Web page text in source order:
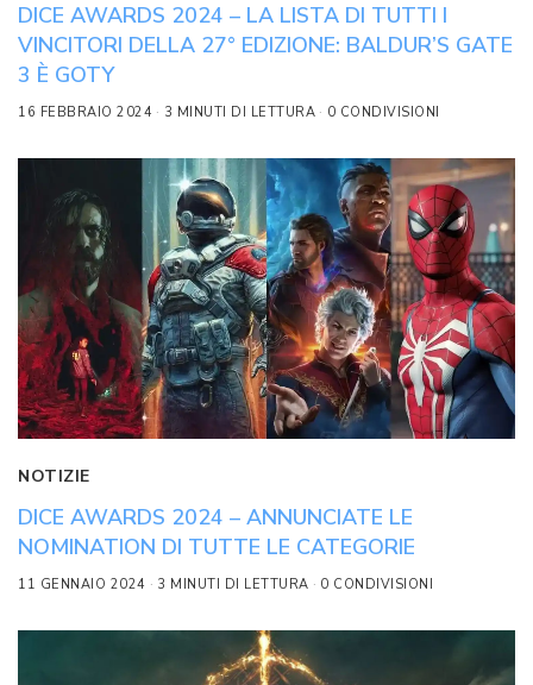
DICE AWARDS 2024 – LA LISTA DI TUTTI I
VINCITORI DELLA 27° EDIZIONE: BALDUR’S GATE
3 È GOTY
16 FEBBRAIO 2024 3 MINUTI DI LETTURA 0 CONDIVISIONI
NOTIZIE
DICE AWARDS 2024 – ANNUNCIATE LE
NOMINATION DI TUTTE LE CATEGORIE
11 GENNAIO 2024 3 MINUTI DI LETTURA 0 CONDIVISIONI